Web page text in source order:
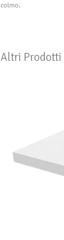
colmo.
Altri Prodotti